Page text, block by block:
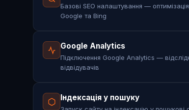
Базові SEO налаштування —
Google та Bing
Google Analytics
Підключення Google Analytics —
відвідувачів
Індексація у пошуку